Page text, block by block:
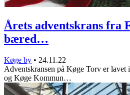
Årets adventskrans fra
bæred…
Køge by • 24.11.22
Adventskransen på Køge Torv er lavet
og Køge Kommun…